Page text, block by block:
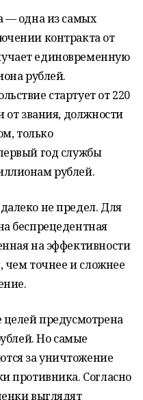
— одна из самых
контракта от
единовременную
рублей.
стартует от 220
от звания, должности
только
год службы
рублей.
не предел. Для
беспрецедентная
на эффективности
чем точнее и сложнее
предусмотрена
Но самые
за уничтожение
противника. Согласно
выглядят